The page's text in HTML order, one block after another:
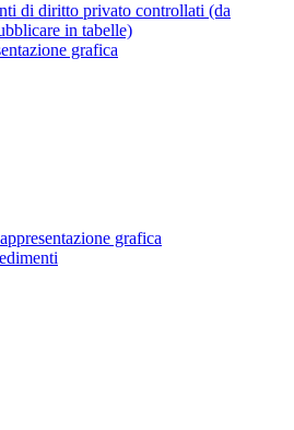
di diritto privato controllati (da
in tabelle)
grafica
grafica